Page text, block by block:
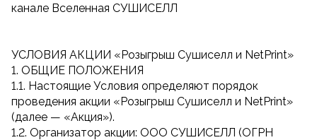
канале Вселенная СУШИСЕЛЛ
УСЛОВИЯ АКЦИИ «Розыгрыш Сушиселл и NetPrint»
1. ОБЩИЕ ПОЛОЖЕНИЯ
1.1. Настоящие Условия определяют порядок
проведения акции «Розыгрыш Сушиселл и NetPrint»
(далее — «Акция»).
1.2. Организатор акции: ООО СУШИСЕЛЛ (ОГРН